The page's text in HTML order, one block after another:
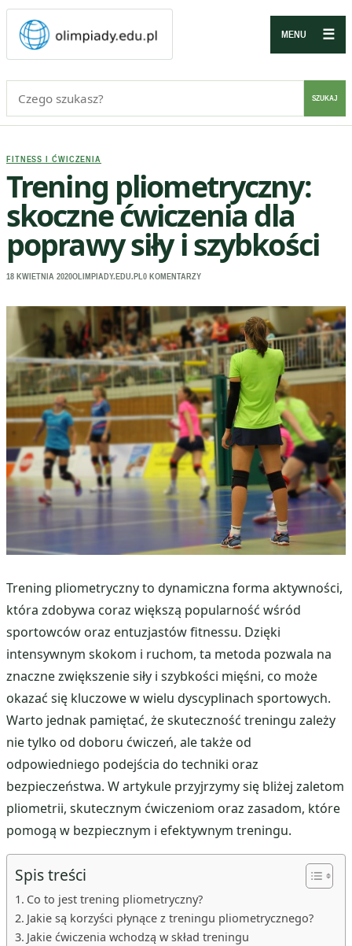
MENU ☰
SZUKAJ
FITNESS I ĆWICZENIA
Trening pliometryczny:
skoczne ćwiczenia dla
poprawy siły i szybkości
18 KWIETNIA 2020OLIMPIADY.EDU.PL 0 KOMENTARZY
Trening pliometryczny to dynamiczna forma aktywności,
która zdobywa coraz większą popularność wśród
sportowców oraz entuzjastów fitnessu. Dzięki
intensywnym skokom i ruchom, ta metoda pozwala na
znaczne zwiększenie siły i szybkości mięśni, co może
okazać się kluczowe w wielu dyscyplinach sportowych.
Warto jednak pamiętać, że skuteczność treningu zależy
nie tylko od doboru ćwiczeń, ale także od
odpowiedniego podejścia do techniki oraz
bezpieczeństwa. W artykule przyjrzymy się bliżej zaletom
pliometrii, skutecznym ćwiczeniom oraz zasadom, które
pomogą w bezpiecznym i efektywnym treningu.
Spis treści
Co to jest trening pliometryczny?
Jakie są korzyści płynące z treningu pliometrycznego?
Jakie ćwiczenia wchodzą w skład treningu